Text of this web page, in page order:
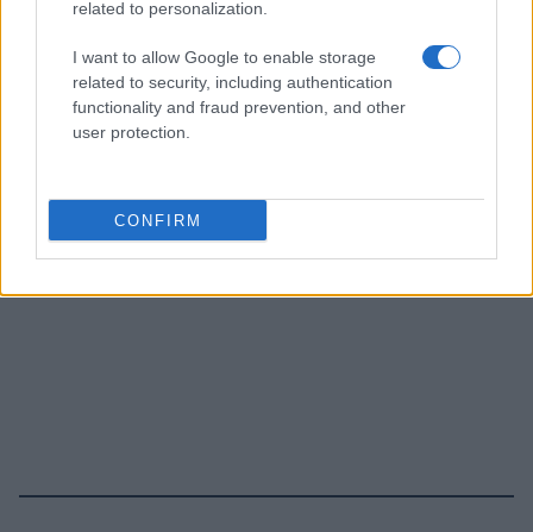
related to personalization.
I want to allow Google to enable storage
related to security, including authentication
functionality and fraud prevention, and other
user protection.
CONFIRM